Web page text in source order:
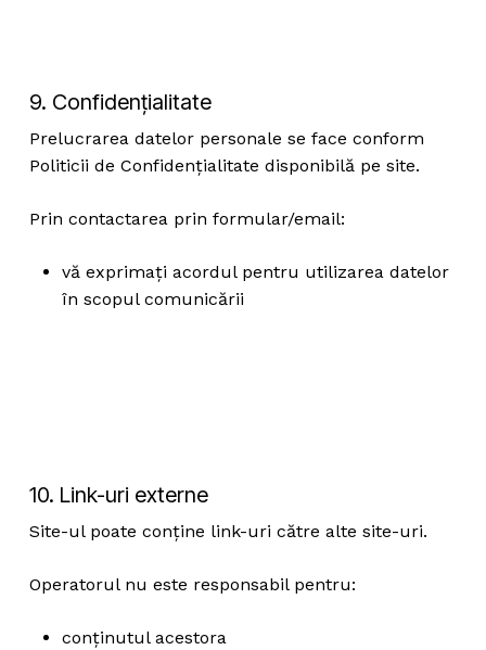
9. Confidențialitate
Prelucrarea datelor personale se face conform
Politicii de Confidențialitate disponibilă pe site.
Prin contactarea prin formular/email:
vă exprimați acordul pentru utilizarea datelor
în scopul comunicării
10. Link-uri externe
Site-ul poate conține link-uri către alte site-uri.
Operatorul nu este responsabil pentru:
conținutul acestora